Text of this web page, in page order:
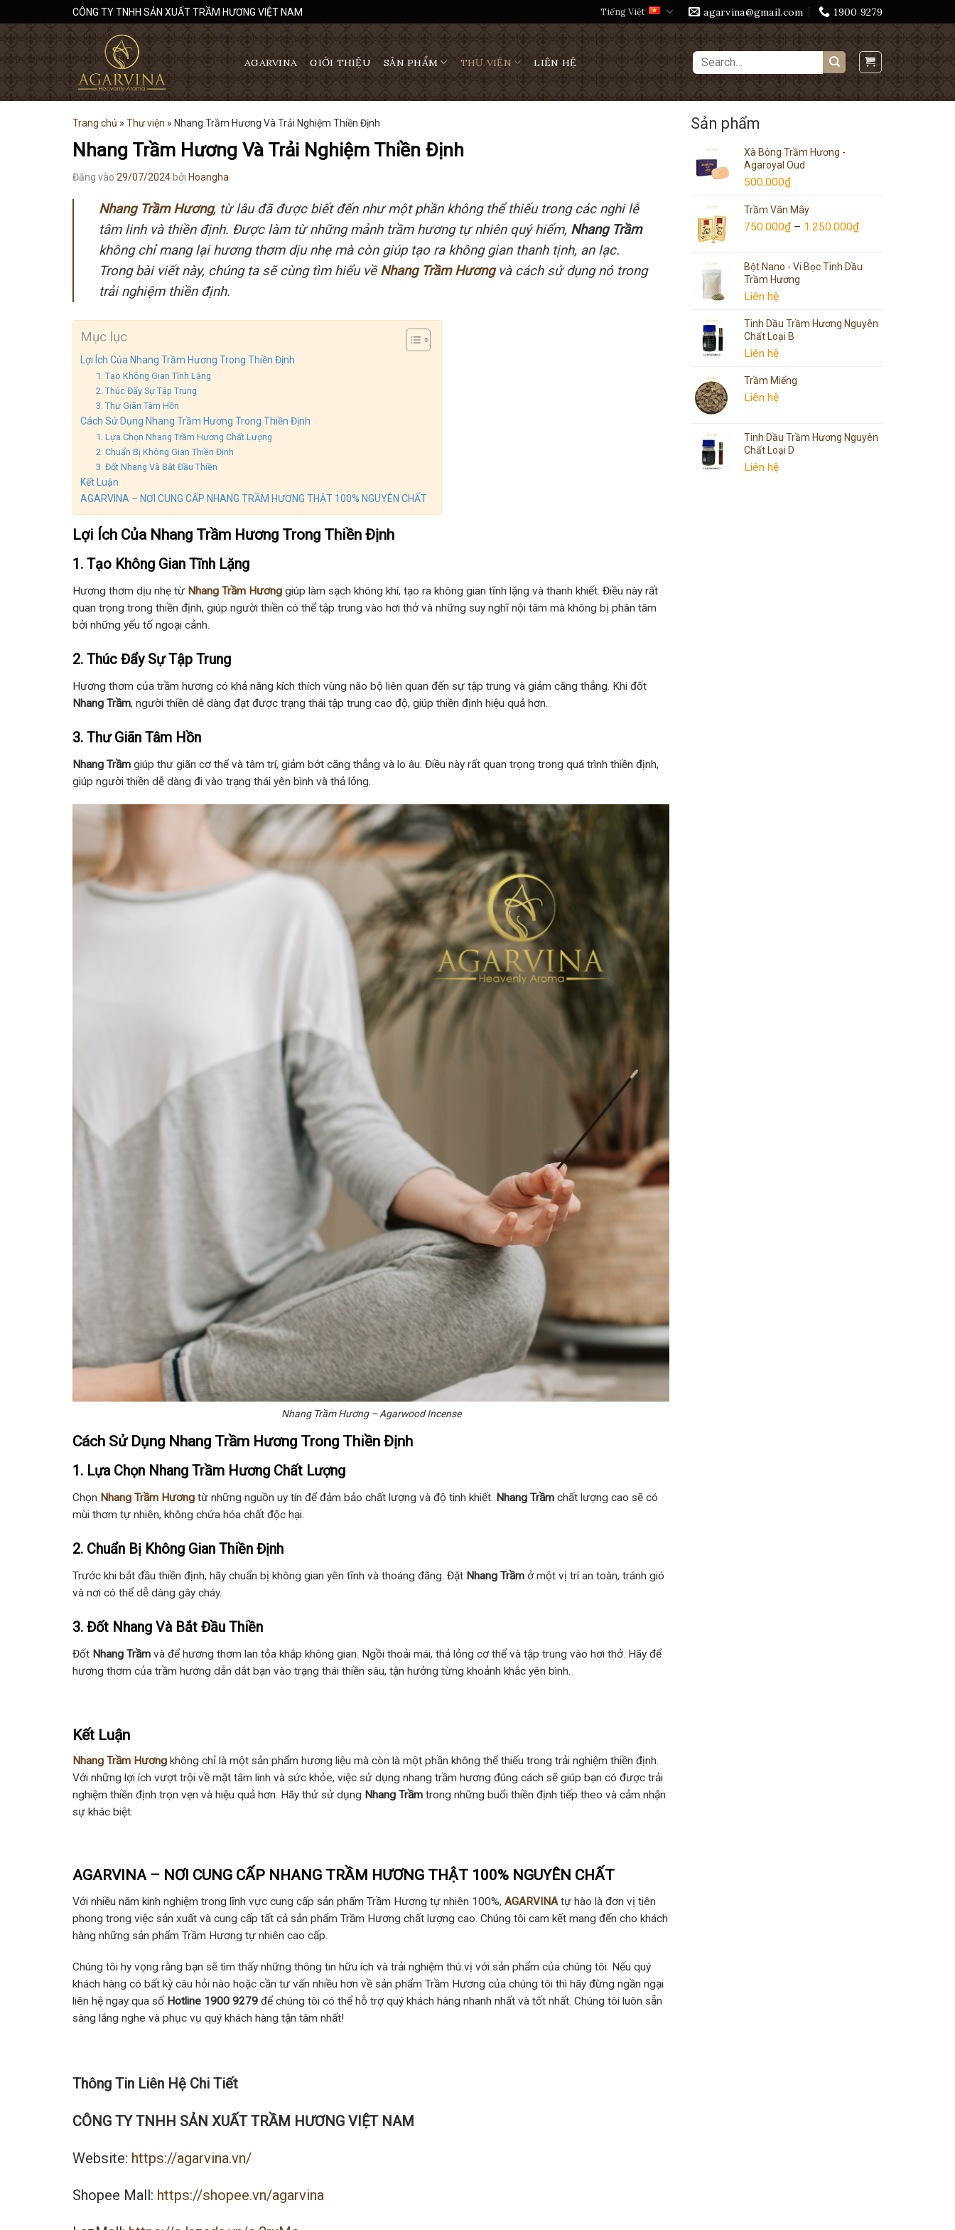
qua
nội
dung
CÔNG TY TNHH SẢN XUẤT TRẦM HƯƠNG VIỆT NAM Tiếng Việt agarvina@gmail.com 1900 9279
AGARVINA GIỚI THIỆU SẢN PHẨM THƯ VIỆN LIÊN HỆ
Search
for:
Trang chủ » Thư viện » Nhang Trầm Hương Và Trải Nghiệm Thiền Định
Nhang Trầm Hương Và Trải Nghiệm Thiền Định
Đăng vào 29/07/2024 bởi Hoangha
Nhang Trầm Hương, từ lâu đã được biết đến như một phần không thể thiếu trong các nghi lễ
tâm linh và thiền định. Được làm từ những mảnh trầm hương tự nhiên quý hiếm, Nhang Trầm
không chỉ mang lại hương thơm dịu nhẹ mà còn giúp tạo ra không gian thanh tịnh, an lạc.
Trong bài viết này, chúng ta sẽ cùng tìm hiểu về Nhang Trầm Hươngvà cách sử dụng nó trong
trải nghiệm thiền định.
Mục lục
Lợi Ích Của Nhang Trầm Hương Trong Thiền Định
1. Tạo Không Gian Tĩnh Lặng
2. Thúc Đẩy Sự Tập Trung
3. Thư Giãn Tâm Hồn
Cách Sử Dụng Nhang Trầm Hương Trong Thiền Định
1. Lựa Chọn Nhang Trầm Hương Chất Lượng
2. Chuẩn Bị Không Gian Thiền Định
3. Đốt Nhang Và Bắt Đầu Thiền
Kết Luận
AGARVINA – NƠI CUNG CẤP NHANG TRẦM HƯƠNG THẬT 100% NGUYÊN CHẤT
Lợi Ích Của Nhang Trầm Hương Trong Thiền Định
1. Tạo Không Gian Tĩnh Lặng
Hương thơm dịu nhẹ từ Nhang Trầm Hương giúp làm sạch không khí, tạo ra không gian tĩnh lặng và thanh khiết. Điều này rất
quan trọng trong thiền định, giúp người thiền có thể tập trung vào hơi thở và những suy nghĩ nội tâm mà không bị phân tâm
bởi những yếu tố ngoại cảnh.
2. Thúc Đẩy Sự Tập Trung
Hương thơm của trầm hương có khả năng kích thích vùng não bộ liên quan đến sự tập trung và giảm căng thẳng. Khi đốt
Nhang Trầm, người thiền dễ dàng đạt được trạng thái tập trung cao độ, giúp thiền định hiệu quả hơn.
3. Thư Giãn Tâm Hồn
Nhang Trầm giúp thư giãn cơ thể và tâm trí, giảm bớt căng thẳng và lo âu. Điều này rất quan trọng trong quá trình thiền định,
giúp người thiền dễ dàng đi vào trạng thái yên bình và thả lỏng.
Nhang Trầm Hương – Agarwood Incense
Cách Sử Dụng Nhang Trầm Hương Trong Thiền Định
1. Lựa Chọn Nhang Trầm Hương Chất Lượng
Chọn Nhang Trầm Hương từ những nguồn uy tín để đảm bảo chất lượng và độ tinh khiết. Nhang Trầm chất lượng cao sẽ có
mùi thơm tự nhiên, không chứa hóa chất độc hại.
2. Chuẩn Bị Không Gian Thiền Định
Trước khi bắt đầu thiền định, hãy chuẩn bị không gian yên tĩnh và thoáng đãng. Đặt Nhang Trầm ở một vị trí an toàn, tránh gió
và nơi có thể dễ dàng gây cháy.
3. Đốt Nhang Và Bắt Đầu Thiền
Đốt Nhang Trầm và để hương thơm lan tỏa khắp không gian. Ngồi thoải mái, thả lỏng cơ thể và tập trung vào hơi thở. Hãy để
hương thơm của trầm hương dẫn dắt bạn vào trạng thái thiền sâu, tận hưởng từng khoảnh khắc yên bình.
Kết Luận
Nhang Trầm Hương không chỉ là một sản phẩm hương liệu mà còn là một phần không thể thiếu trong trải nghiệm thiền định.
Với những lợi ích vượt trội về mặt tâm linh và sức khỏe, việc sử dụng nhang trầm hương đúng cách sẽ giúp bạn có được trải
nghiệm thiền định trọn vẹn và hiệu quả hơn. Hãy thử sử dụng Nhang Trầm trong những buổi thiền định tiếp theo và cảm nhận
sự khác biệt.
AGARVINA – NƠI CUNG CẤP NHANG TRẦM HƯƠNG THẬT 100% NGUYÊN CHẤT
Với nhiều năm kinh nghiệm trong lĩnh vực cung cấp sản phẩm Trầm Hương tự nhiên 100%, AGARVINAtự hào là đơn vị tiên
phong trong việc sản xuất và cung cấp tất cả sản phẩm Trầm Hương chất lượng cao. Chúng tôi cam kết mang đến cho khách
hàng những sản phẩm Trầm Hương tự nhiên cao cấp.
Chúng tôi hy vọng rằng bạn sẽ tìm thấy những thông tin hữu ích và trải nghiệm thú vị với sản phẩm của chúng tôi. Nếu quý
khách hàng có bất kỳ câu hỏi nào hoặc cần tư vấn nhiều hơn về sản phẩm Trầm Hương của chúng tôi thì hãy đừng ngần ngại
liên hệ ngay qua số Hotline 1900 9279 để chúng tôi có thể hỗ trợ quý khách hàng nhanh nhất và tốt nhất. Chúng tôi luôn sẵn
sàng lắng nghe và phục vụ quý khách hàng tận tâm nhất!
Thông Tin Liên Hệ Chi Tiết
CÔNG TY TNHH SẢN XUẤT TRẦM HƯƠNG VIỆT NAM
Website: https://agarvina.vn/
Shopee Mall: https://shopee.vn/agarvina
Sản phẩm
Xà Bông Trầm Hương -
Agaroyal Oud
500.000₫
Trầm Vân Mây
750.000₫ – 1.250.000₫
Bột Nano - Vi Bọc Tinh Dầu
Trầm Hương
Liên hệ
Tinh Dầu Trầm Hương Nguyên
Chất Loại B
Liên hệ
Trầm Miếng
Liên hệ
Tinh Dầu Trầm Hương Nguyên
Chất Loại D
Liên hệ